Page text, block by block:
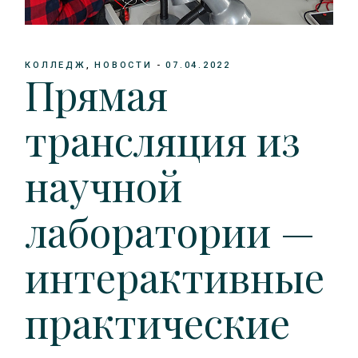
КОЛЛЕДЖ НОВОСТИ 07.04.2022
Прямая
трансляция из
научной
лаборатории —
интерактивные
практические